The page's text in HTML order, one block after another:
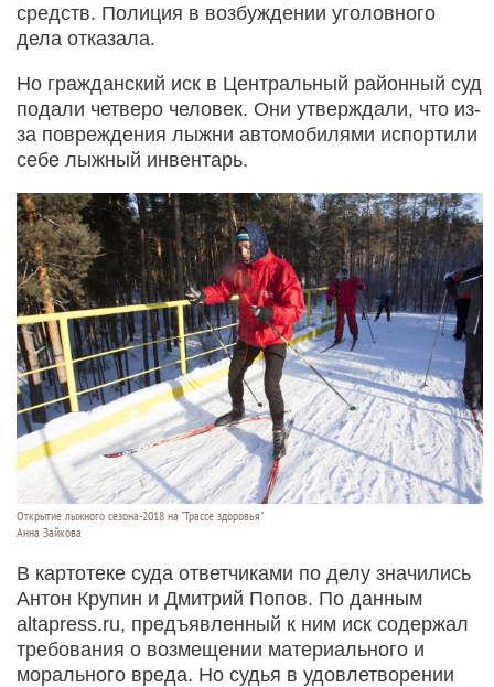
средств. Полиция в возбуждении уголовного
дела отказала.
Но гражданский иск в Центральный районный суд
подали четверо человек. Они утверждали, что из-
за повреждения лыжни автомобилями испортили
себе лыжный инвентарь.
Открытие лыжного сезона-2018 на "Трассе здоровья"
Анна Зайкова
В картотеке суда ответчиками по делу значились
Антон Крупин и Дмитрий Попов. По данным
altapress.ru, предъявленный к ним иск содержал
требования о возмещении материального и
морального вреда. Но судья в удовлетворении